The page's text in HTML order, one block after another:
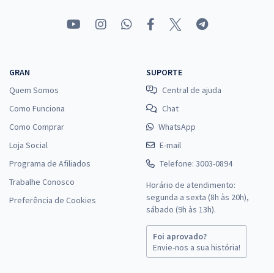
GRAN
Quem Somos
Como Funciona
Como Comprar
Loja Social
Programa de Afiliados
Trabalhe Conosco
Preferência de Cookies
SUPORTE
Central de ajuda
Chat
WhatsApp
E-mail
Telefone: 3003-0894
Horário de atendimento:
segunda a sexta (8h às 20h),
sábado (9h às 13h).
Foi aprovado?
Envie-nos a sua história!